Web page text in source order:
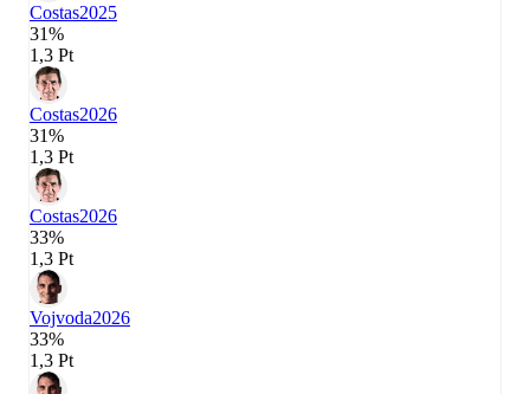
Costas2025
31%
1,3 Pt
Costas2026
31%
1,3 Pt
Costas2026
33%
1,3 Pt
Vojvoda2026
33%
1,3 Pt